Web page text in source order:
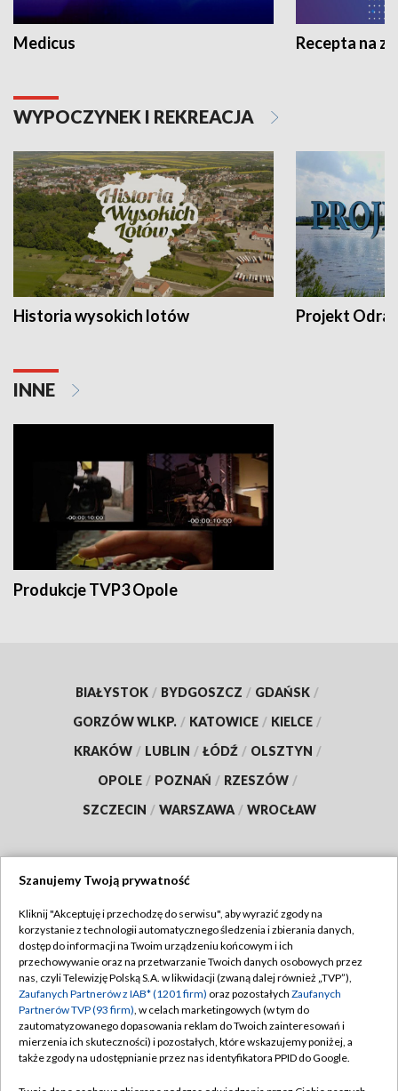
Medicus Recepta na
WYPOCZYNEK I REKREACJA
Historia wysokich lotów Projekt Odra
INNE
Produkcje TVP3 Opole
BIAŁYSTOK / BYDGOSZCZ / GDAŃSK /
GORZÓW WLKP. / KATOWICE / KIELCE /
KRAKÓW / LUBLIN / ŁÓDŹ / OLSZTYN /
OPOLE / POZNAŃ / RZESZÓW /
SZCZECIN / WARSZAWA / WROCŁAW
TVP
Abonament TVP
Emisja w TVP
Centrum informacji TVP
Naziemna Telewizja Cyfrowa
Regulamin TVP
Polityka prywatności
Moje zgody
Pomoc
Szanujemy Twoją prywatność
Kliknij "Akceptuję i przechodzę do serwisu", aby wyrazić zgody na
korzystanie z technologii automatycznego śledzenia i zbierania danych,
dostęp do informacji na Twoim urządzeniu końcowym i ich
przechowywanie oraz na przetwarzanie Twoich danych osobowych przez
nas, czyli Telewizję Polską S.A. w likwidacji (zwaną dalej również „TVP”),
Zaufanych Partnerów z IAB* (1201 firm) oraz pozostałych Zaufanych
Partnerów TVP (93 firm), w celach marketingowych (w tym do
zautomatyzowanego dopasowania reklam do Twoich zainteresowań i
mierzenia ich skuteczności) i pozostałych, które wskazujemy poniżej, a
także zgody na udostępnianie przez nas identyfikatora PPID do Google.